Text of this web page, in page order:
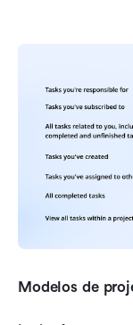
Modelos de